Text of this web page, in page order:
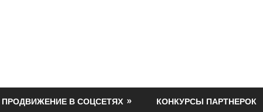
ПРОДВИЖЕНИЕ В СОЦСЕТЯХ КОНКУРСЫ ПАРТНЕРОК